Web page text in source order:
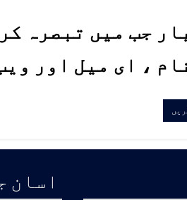
جب میں تبصرہ
، ای میل اور
اسان